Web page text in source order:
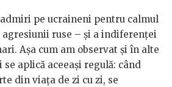
pe ucraineni pentru calmul
ruse – și a indiferenței
Așa cum am observat și în alte
se aplică aceeași regulă: când
din viața de zi cu zi, se